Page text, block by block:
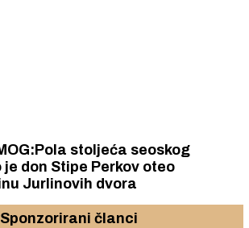
stoljeća seoskog
oteo
Jurlinovih dvora
Sponzorirani članci